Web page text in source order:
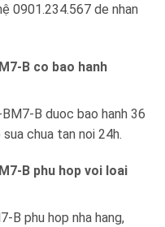
0901.234.567 de nhan
B co bao hanh
B duoc bao hanh 36
chua tan noi 24h.
B phu hop voi loai
B phu hop nha hang,